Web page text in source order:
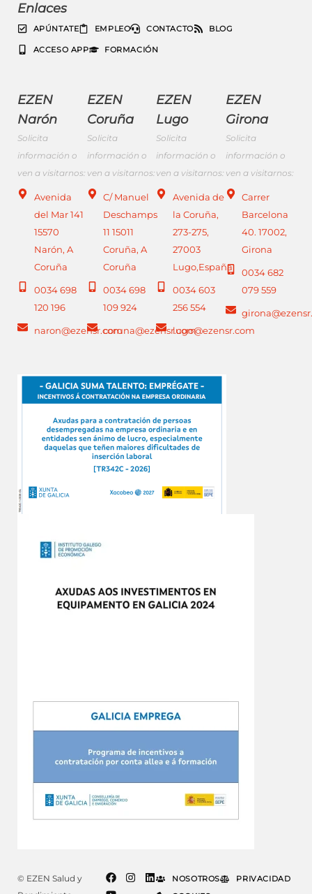
Enlaces
APÚNTATE EMPLEO CONTACTO BLOG
ACCESO APP FORMACIÓN
EZEN
Narón
Solicita
información o
ven a visitarnos:
Avenida
del Mar 141
15570
Narón, A
Coruña
0034 698
120 196
naron@ezensr.com
EZEN
Coruña
Solicita
información o
ven a visitarnos:
C/ Manuel
Deschamps
11 15011
Coruña, A
Coruña
0034 698
109 924
coruna@ezensr.com
EZEN
Lugo
Solicita
información o
ven a visitarnos:
Avenida de
la Coruña,
273-275,
27003
Lugo,España
0034 603
256 554
lugo@ezensr.com
EZEN
Girona
Solicita
información o
ven a visitarnos:
Carrer
Barcelona
40. 17002,
Girona
0034 682
079 559
© EZEN Salud y
NOSOTROS
PRIVACIDAD